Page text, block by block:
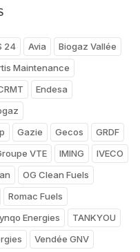
24 Avia
Biogaz Vallée
Maintenance
Endesa
Gazie Gecos
GRDF
VTE IMING
IVECO
OG Clean Fuels
Romac Fuels
Energies
TANKYOU
Vendée GNV